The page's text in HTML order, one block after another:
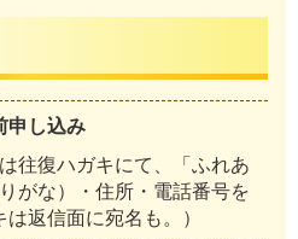
申し込み
往復ハガキにて、「ふれあ
がな）・住所・電話番号を
返信面に宛名も。）